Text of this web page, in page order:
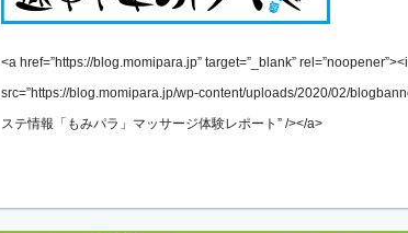
<a href=”https://blog.momipara.jp” target=”_blank”
src=”https://blog.momipara.jp/wp-content/uploads/2020/02/
ステ情報「もみパラ」マッサージ体験レポート” /></a>